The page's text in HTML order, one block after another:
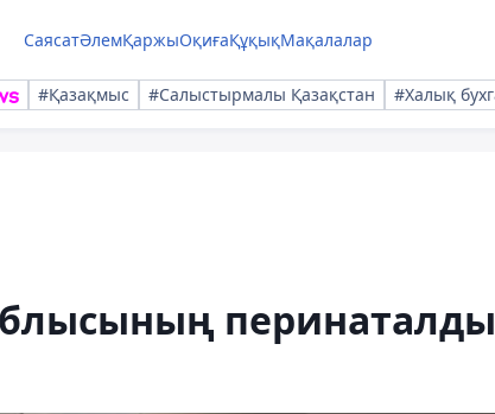
СаясатӘлемҚаржыОқиғаҚұқықМақалалар
#Қазақмыс #Салыстырмалы Қазақстан #Халық